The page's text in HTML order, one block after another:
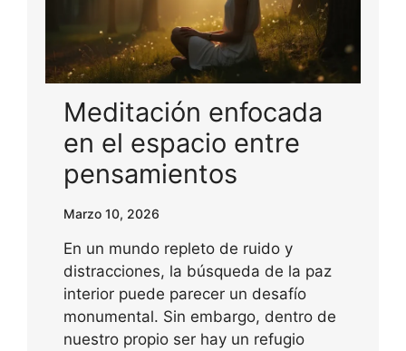
Meditación enfocada
en el espacio entre
pensamientos
Marzo 10, 2026
En un mundo repleto de ruido y
distracciones, la búsqueda de la paz
interior puede parecer un desafío
monumental. Sin embargo, dentro de
nuestro propio ser hay un refugio